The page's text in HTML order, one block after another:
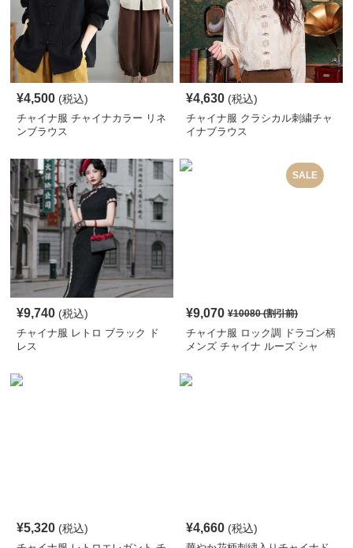
¥4,500 (税込)
チャイナ服 チャイナカラー リネ
ンブラウス
¥4,630 (税込)
チャイナ服 クラシカル刺繍チャ
イナブラウス
¥9,740 (税込)
チャイナ服 レトロ ブラック ド
レス
SALE
¥9,070 ¥10080(割引前)
チャイナ服 ロック調 ドラゴン柄
メンズ チャイナ ルーズ シャ
¥5,320 (税込) ¥4,660 (税込)